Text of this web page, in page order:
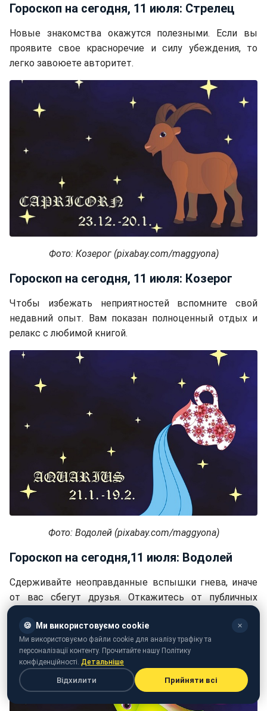
Гороскоп на сегодня, 11 июля: Стрелец
Новые знакомства окажутся полезными. Если вы
проявите свое красноречие и силу убеждения, то
легко завоюете авторитет.
Фото: Козерог (pixabay.com/maggyona)
Гороскоп на сегодня, 11 июля: Козерог
Чтобы избежать неприятностей вспомните свой
недавний опыт. Вам показан полноценный отдых и
релакс с любимой книгой.
Фото: Водолей (pixabay.com/maggyona)
Гороскоп на сегодня,11 июля: Водолей
Сдерживайте неоправданные вспышки гнева, иначе
от вас сбегут друзья. Откажитесь от публичных
выступлений.
🍪 Ми використовуємо cookie ✕
Ми використовуємо файли cookie для аналізу трафіку та
персоналізації контенту. Прочитайте нашу Політику
конфіденційності. Детальніше
Відхилити Прийняти всі